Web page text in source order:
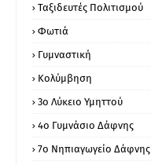
Ταξιδευτές Πολιτισμού
Φωτιά
Γυμναστική
Κολύμβηση
3ο Λύκειο Υμηττού
4ο Γυμνάσιο Δάφνης
7ο Νηπιαγωγείο Δάφνης